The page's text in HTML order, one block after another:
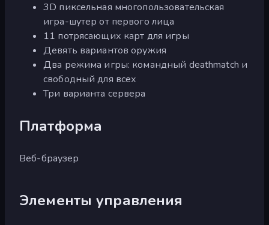
3D пиксельная многопользовательская
игра-шутер от первого лица
11 потрясающих карт для игры
Девять вариантов оружия
Два режима игры: командный deathmatch и
свободный для всех
Три варианта сервера
Платформа
Веб-браузер
Элементы управления